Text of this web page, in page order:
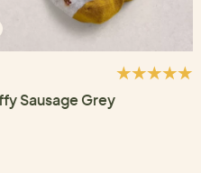
Sausage Grey